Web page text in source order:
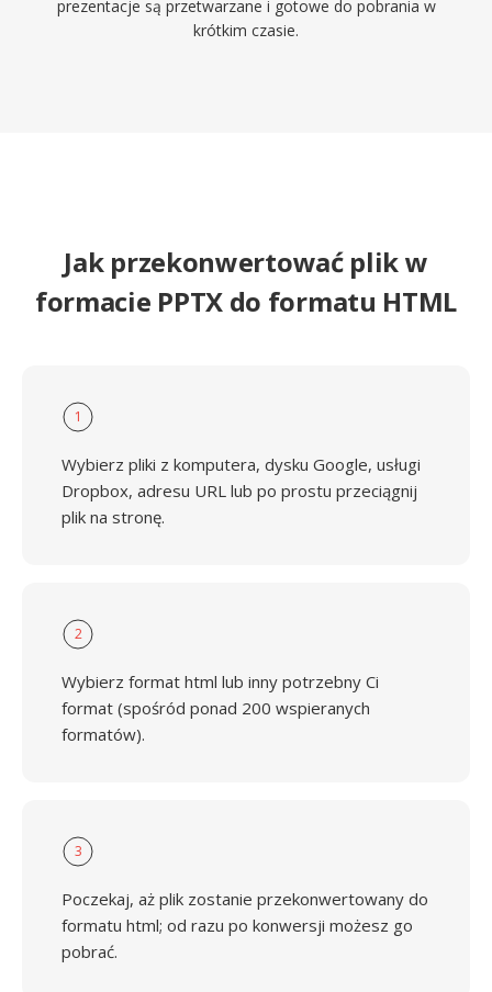
prezentacje są przetwarzane i gotowe do pobrania w
krótkim czasie.
Jak przekonwertować plik w
formacie PPTX do formatu HTML
1
Wybierz pliki z komputera, dysku Google, usługi
Dropbox, adresu URL lub po prostu przeciągnij
plik na stronę.
2
Wybierz format html lub inny potrzebny Ci
format (spośród ponad 200 wspieranych
formatów).
3
Poczekaj, aż plik zostanie przekonwertowany do
formatu html; od razu po konwersji możesz go
pobrać.